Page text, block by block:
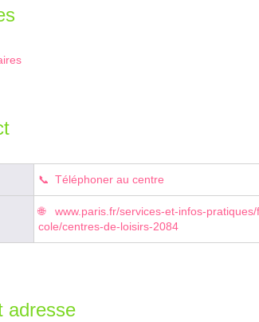
Téléphoner au centre
www.paris.fr/services-et-infos-
cole/centres-de-loisirs-2084
adresse